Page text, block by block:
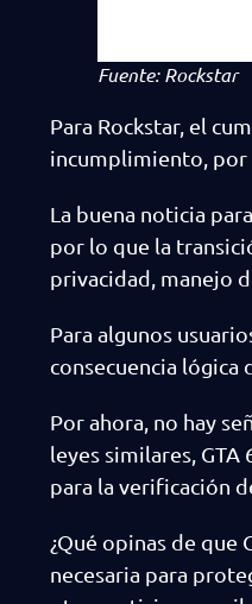
Fuente: Rockstar
Para Rockstar, el
incumplimiento, por
La buena noticia
por lo que la
privacidad, manejo
Para algunos
consecuencia
Por ahora, no hay
leyes similares,
para la verificación
¿Qué opinas de que
necesaria para